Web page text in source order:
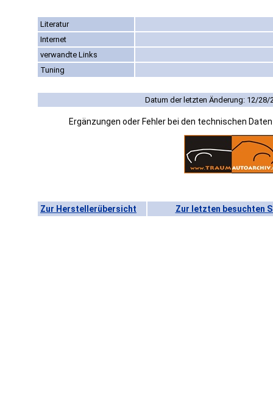
Literatur
Internet
verwandte Links
Tuning
Datum der letzten Änderung: 12/28/
Ergänzungen oder Fehler bei den technischen
Zur Herstellerübersicht Zur letzten besuchten